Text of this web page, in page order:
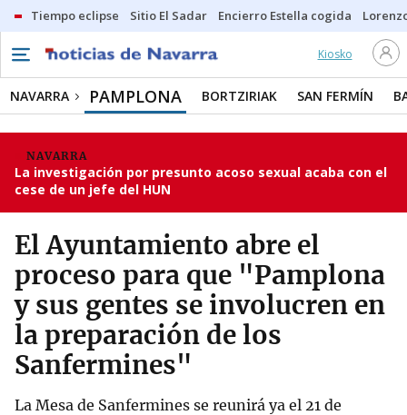
Tiempo eclipse Sitio El Sadar Encierro Estella cogida
Kiosko
NAVARRA PAMPLONA BORTZIRIAK SAN FERMÍN
NAVARRA
La investigación por presunto acoso sexual acaba con el
cese de un jefe del HUN
El Ayuntamiento abre el
proceso para que "Pamplona
y sus gentes se involucren en
la preparación de los
Sanfermines"
La Mesa de Sanfermines se reunirá ya el 21 de